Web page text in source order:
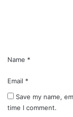
Name *
Email *
Save my name,
time I comment.